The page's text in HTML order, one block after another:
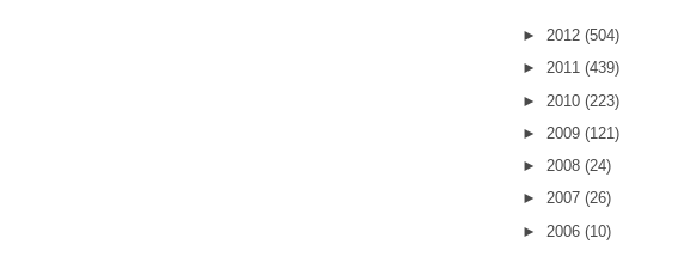
► 2012 (504)
► 2011 (439)
► 2010 (223)
► 2009 (121)
► 2008 (24)
► 2007 (26)
► 2006 (10)